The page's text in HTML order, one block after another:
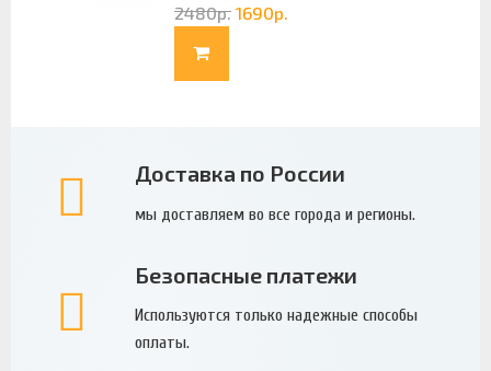
2480р. 1690р.
Доставка по России
мы доставляем во все города и регионы.
Безопасные платежи
Используются только надежные способы
оплаты.